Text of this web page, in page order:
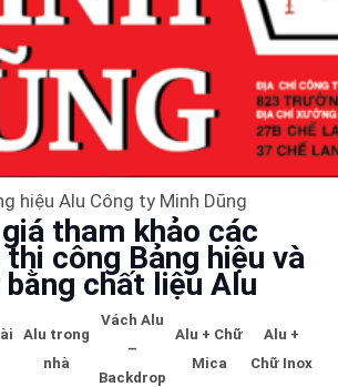
hiệu Alu Công ty Minh Dũng
tham khảo các
thi công Bảng hiệu và
chất liệu Alu
Alu trong
nhà
Vách Alu
–
Backdrop
Alu + Chữ
Mica
Alu +
Chữ Inox